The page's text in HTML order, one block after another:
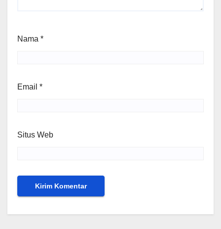
Nama *
Email *
Situs Web